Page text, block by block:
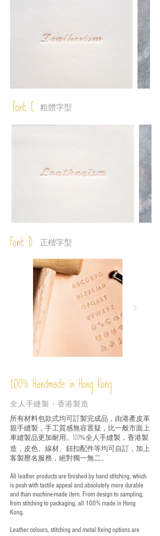
Font C 粗體字型
Font D 正楷字型
100% Handmade in Hong Kong
全人手縫製・香港製造
所有材料包款式均可訂製完成品，由港產皮革
親手縫製，手工質感無容置疑，比一般市面上
車縫製品更加耐用。 100%全人手縫製，香港製
造，皮色、線材、鈕扣配件等均可自訂，加上
客製壓名服務，絕對獨一無二。
All leather products are finished by hand stitching, which
is posh with tactile appeal and absolutely more durable
and than machine-made item. From design to sampling,
from stitching to packaging, all 100% made in Hong
Kong.
Leather colours, stitching and metal fixing options are